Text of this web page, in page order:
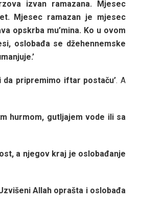
izvan ramazana. Mjesec
Mjesec ramazan je mjesec
opskrba mu’mina. Ko u ovom
oslobađa se džehennemske
da pripremimo iftar postaču’. A
hurmom, gutljajem vode ili sa
a njegov kraj je oslobađanje
Allah oprašta i oslobađa